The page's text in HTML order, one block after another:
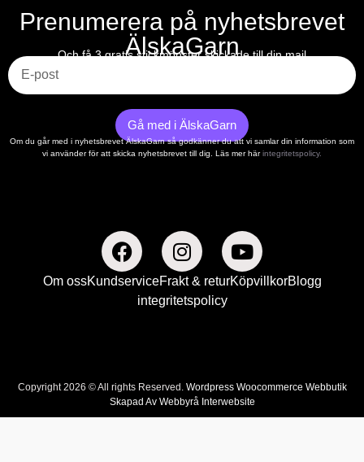
Prenumerera på nyhetsbrevet
ÄlskaGarn
Och få 3 gratis stickmönster skickade till din mail
Gå med i ÄlskaGarn
Om du går med i nyhetsbrevet ÄlskaGarn så godkänner du att vi samlar din information som
vi använder för att skicka nyhetsbrevet till dig. Läs mer härintegritetspolicy.
Om ossKundserviceFrakt & returKöpvillkorBlogg
integritetspolicy
Copyright 2026 © All rights Reserved. Wordpress Woocommerce Webbutik
Skapad Av Webbyrå Interwebsite